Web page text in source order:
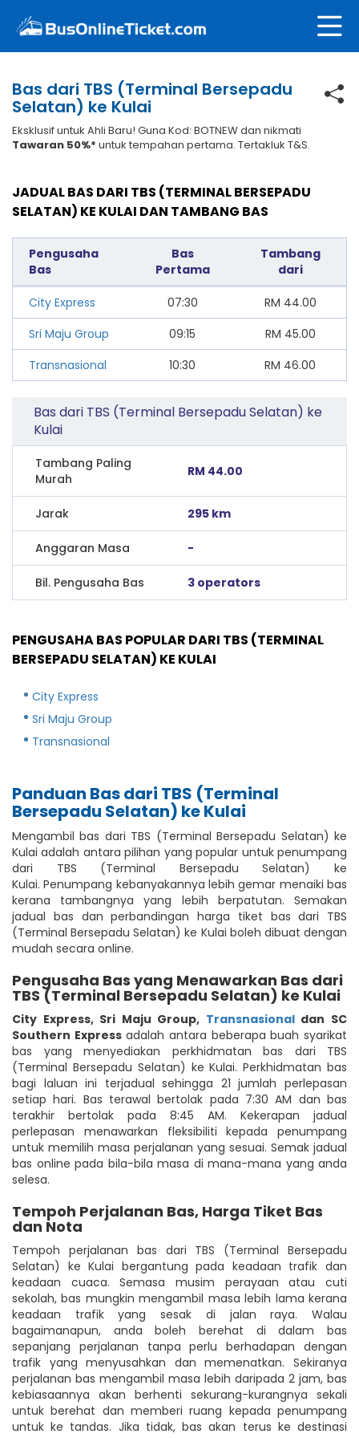
Bas dari TBS (Terminal Bersepadu
Selatan) ke Kulai
Eksklusif untuk Ahli Baru! Guna Kod: BOTNEW dan nikmati
Tawaran 50%* untuk tempahan pertama. Tertakluk T&S.
JADUAL BAS DARI TBS (TERMINAL BERSEPADU
SELATAN) KE KULAI DAN TAMBANG BAS
Pengusaha
Bas
Bas
Pertama
Tambang
dari
City Express 07:30 RM 44.00
Sri Maju Group
09:15 RM 45.00
Transnasional
10:30 RM 46.00
Bas dari TBS (Terminal Bersepadu Selatan) ke
Kulai
Tambang Paling
Murah
RM 44.00
Jarak 295 km
Anggaran Masa -
Bil. Pengusaha Bas 3 operators
PENGUSAHA BAS POPULAR DARI TBS (TERMINAL
BERSEPADU SELATAN) KE KULAI
City Express
Sri Maju Group
Transnasional
Panduan Bas dari TBS (Terminal
Bersepadu Selatan) ke Kulai
Mengambil bas dari TBS (Terminal Bersepadu Selatan) ke
Kulai adalah antara pilihan yang popular untuk penumpang
dari TBS (Terminal Bersepadu Selatan) ke
Kulai. Penumpang kebanyakannya lebih gemar menaiki bas
kerana tambangnya yang lebih berpatutan. Semakan
jadual bas dan perbandingan harga tiket bas dari TBS
(Terminal Bersepadu Selatan) ke Kulai boleh dibuat dengan
mudah secara online.
Pengusaha Bas yang Menawarkan Bas dari
TBS (Terminal Bersepadu Selatan) ke Kulai
City Express, Sri Maju Group, Transnasional dan SC
Southern Expressadalah antara beberapa buah syarikat
bas yang menyediakan perkhidmatan bas dari TBS
(Terminal Bersepadu Selatan) ke Kulai. Perkhidmatan bas
bagi laluan ini terjadual sehingga 21 jumlah perlepasan
setiap hari. Bas terawal bertolak pada 7:30 AM dan bas
terakhir bertolak pada 8:45 AM. Kekerapan jadual
perlepasan menawarkan fleksibiliti kepada penumpang
untuk memilih masa perjalanan yang sesuai. Semak jadual
bas online pada bila-bila masa di mana-mana yang anda
selesa.
Tempoh Perjalanan Bas, Harga Tiket Bas
dan Nota
Tempoh perjalanan bas dari TBS (Terminal Bersepadu
Selatan) ke Kulai bergantung pada keadaan trafik dan
keadaan cuaca. Semasa musim perayaan atau cuti
sekolah, bas mungkin mengambil masa lebih lama kerana
keadaan trafik yang sesak di jalan raya. Walau
bagaimanapun, anda boleh berehat di dalam bas
sepanjang perjalanan tanpa perlu berhadapan dengan
trafik yang menyusahkan dan memenatkan. Sekiranya
perjalanan bas mengambil masa lebih daripada 2 jam, bas
kebiasaannya akan berhenti sekurang-kurangnya sekali
untuk berehat dan memberi ruang kepada penumpang
untuk ke tandas. Jika tidak, bas akan terus ke destinasi